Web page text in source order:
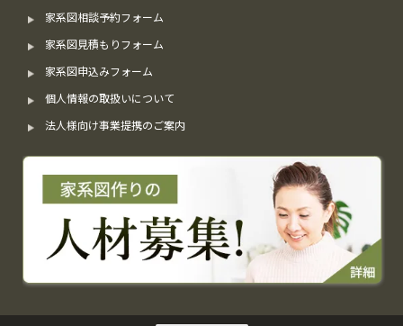
家系図相談予約フォーム
家系図見積もりフォーム
家系図申込みフォーム
個人情報の取扱いについて
法人様向け事業提携のご案内